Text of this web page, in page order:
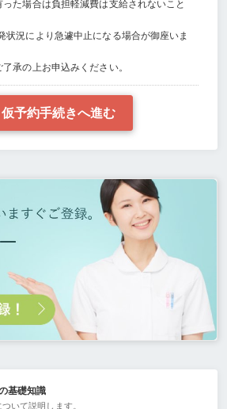
た場合は負担軽減費は支給されないこと
状況により急遽中止になる場合が御座いま
承の上お申込みください。
予約手続きへ進む
基礎知識
いて説明します。